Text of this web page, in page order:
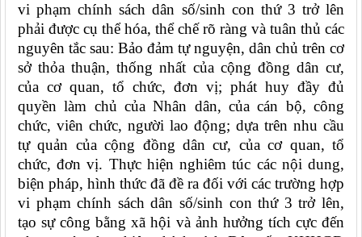
vi phạm chính sách dân số/sinh con thứ 3 trở lên
phải được cụ thể hóa, thể chế rõ ràng và tuân thủ các
nguyên tắc sau: Bảo đảm tự nguyện, dân chủ trên cơ
sở thỏa thuận, thống nhất của cộng đồng dân cư,
của cơ quan, tổ chức, đơn vị; phát huy đầy đủ
quyền làm chủ của Nhân dân, của cán bộ, công
chức, viên chức, người lao động; dựa trên nhu cầu
tự quản của cộng đồng dân cư, của cơ quan, tổ
chức, đơn vị. Thực hiện nghiêm túc các nội dung,
biện pháp, hình thức đã đề ra đối với các trường hợp
vi phạm chính sách dân số/sinh con thứ 3 trở lên,
tạo sự công bằng xã hội và ảnh hưởng tích cực đến